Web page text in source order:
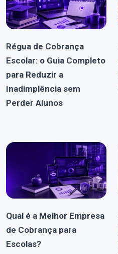
Régua de Cobrança
Escolar: o Guia Completo
para Reduzir a
Inadimplência sem
Perder Alunos
Qual é a Melhor Empresa
de Cobrança para
Escolas?